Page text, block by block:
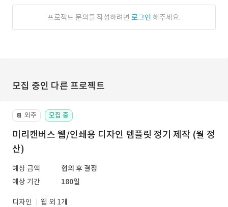
프로젝트 문의를 작성하려면 로그인 해주세요.
모집 중인 다른 프로젝트
📔 외주 모집 중
미리캔버스 웹/인쇄용 디자인 템플릿 정기 제작 (월 정
산)
예상 금액
협의 후 결정
예상 기간
180일
디자인
웹 외 1개